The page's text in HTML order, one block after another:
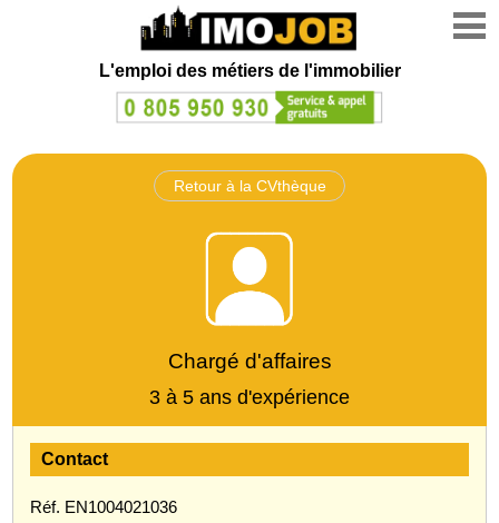
L'emploi des métiers de l'immobilier
Retour à la CVthèque
Chargé d'affaires
3 à 5 ans d'expérience
Contact
Réf. EN1004021036